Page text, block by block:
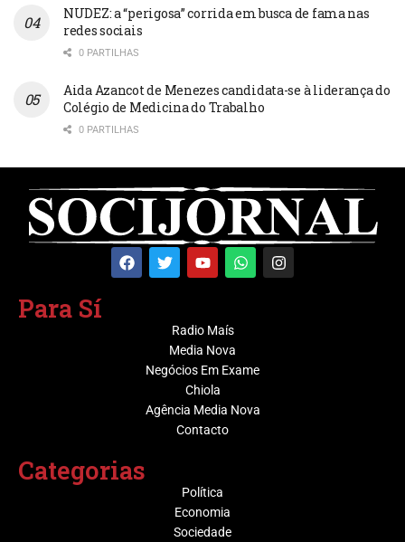
NUDEZ: a “perigosa” corrida em busca de fama nas
redes sociais
0 PARTILHAS
Aida Azancot de Menezes candidata-se à liderança do
Colégio de Medicina do Trabalho
0 PARTILHAS
Para Sí
Radio Maís
Media Nova
Negócios Em Exame
Chiola
Agência Media Nova
Contacto
Categorias
Política
Economia
Sociedade